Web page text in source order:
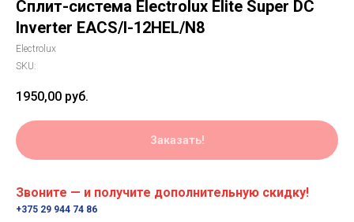
Сплит-система Electrolux Elite Super DC
Inverter EACS/I-12HEL/N8
Electrolux
SKU:
1950,00 руб.
Заказать!
Звоните — и получите дополнительную скидку!
+375 29 944 74 86